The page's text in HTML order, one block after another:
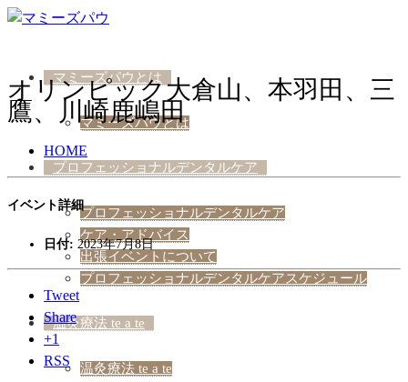
マミーズパウとは
マミーズパウとは
プロフェッショナルデンタルケア
プロフェッショナルデンタルケア
ケア・アドバイス
出張イベントについて
プロフェッショナルデンタルケアスケジュール
温灸療法 te a te
温灸療法 te a te
オリンピック大倉山、本羽田、三
鷹、川崎鹿嶋田
HOME
イベント詳細
日付: 2023年7月8日
Tweet
Share
+1
RSS